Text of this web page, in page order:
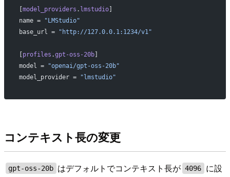
model_providers . lmstudio]
name =
"LMStudio"
base_url =
"http://127.0.0.1:1234/v1"
profiles .gpt-oss-20b]
model =
"openai/gpt-oss-20b"
model_provider =
"lmstudio"
コンテキスト長の変更
gpt-oss-20b はデフォルトでコンテキスト長が 4096
に設